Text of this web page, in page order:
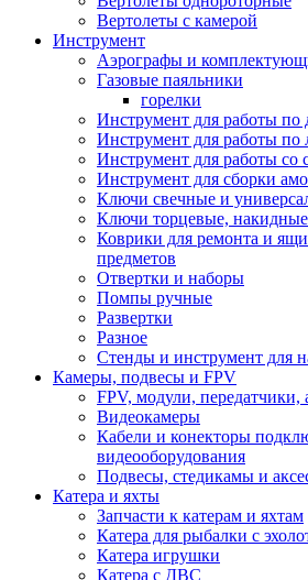
Вертолеты с камерой
Инструмент
Аэрографы и
Газовые паяльники
горелки
Инструмент для работы по
Инструмент для работы по
Инструмент для работы со
Инструмент для сборки
Ключи свечные и
Ключи торцевые,
Коврики для ремонта и
предметов
Отвертки и наборы
Помпы ручные
Развертки
Разное
Стенды и инструмент для
Камеры, подвесы и FPV
FPV, модули, передатчики,
Видеокамеры
Кабели и конекторы
видеооборудования
Подвесы, стедикамы и
Катера и яхты
Запчасти к катерам и яхтам
Катера для рыбалки с
Катера игрушки
Катера с ДВС